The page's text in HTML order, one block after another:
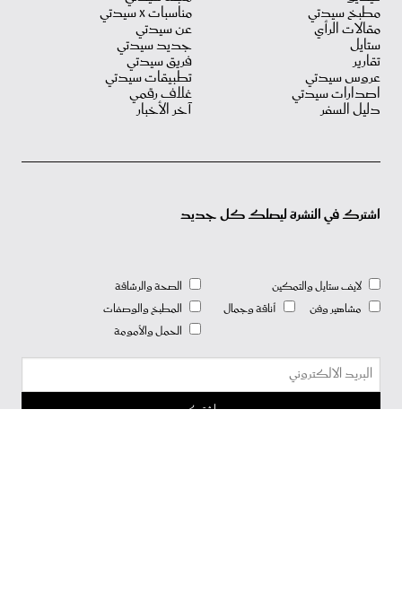
مطبخ سيدتي
مقالات الرأي
ستايل
تقارير
عروس سيدتي
اصدارات سيدتي
دليل السفر
مناسبات X سيدتي
عن سيدتي
جديد سيدتي
فريق سيدتي
تطبيقات سيدتي
غلاف رقمي
آخر الأخبار
اشترك في النشرة ليصلك كل جديد
لايف ستايل والتمكين
مشاهير وفن
أناقة وجمال
الصحة والرشاقة
المطبخ والوصفات
الحمل والأمومة